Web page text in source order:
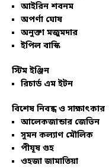
আইরিন শবনম
অপর্ণা ঘোষ
অনুক্তা মজুমদার
ইপিল বাস্কি
স্টিম ইঞ্জিন
রিচার্ড এম ইটন
বিশেষ নিবন্ধ ও সাক্ষাৎকার
আলেকজান্ডার জেভিন
সুমন কল্যাণ মৌলিক
পীযূষ গুহ
ওহজা জামাতিয়া